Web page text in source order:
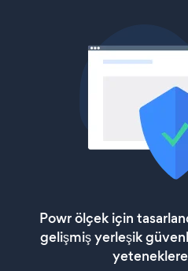
Powr ölçek için
gelişmiş yerleşik